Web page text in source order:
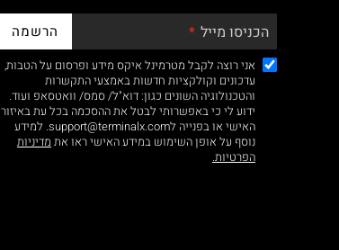
הכניסו מייל הרשמה
אני רוצה לקבל מטרמינל איקס מידע ופרסום על הטבות,
עדכונים וקולקציות חדשות באמצעי התקשרות
והטכנולוגיה השונים כגון: דוא"ל/ סמס/ וואטסאפ ועוד.
ידוע לי כי באפשרותי לבטל את ההסכמה בכל עת באיזור
האישי או בפנייה לsupport@terminalx.com. למידע
נוסף על אופן השימוש במידע האישי ראו את מדיניות
הפרטיות.